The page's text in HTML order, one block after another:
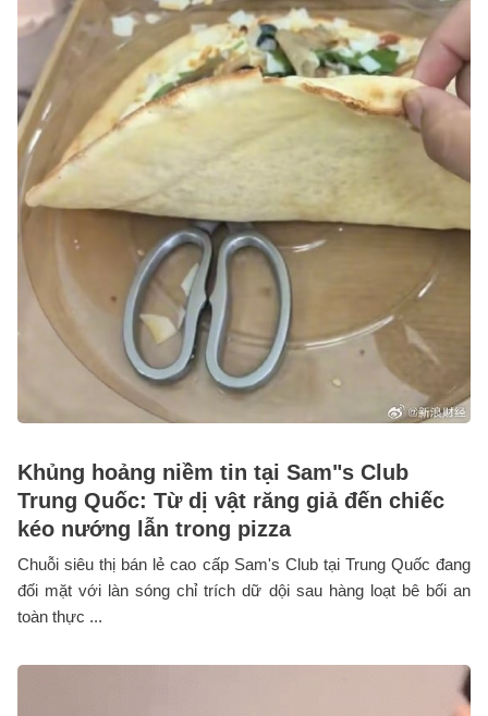
Khủng hoảng niềm tin tại Sam"s Club
Trung Quốc: Từ dị vật răng giả đến chiếc
kéo nướng lẫn trong pizza
Chuỗi siêu thị bán lẻ cao cấp Sam's Club tại Trung Quốc đang
đối mặt với làn sóng chỉ trích dữ dội sau hàng loạt bê bối an
toàn thực ...